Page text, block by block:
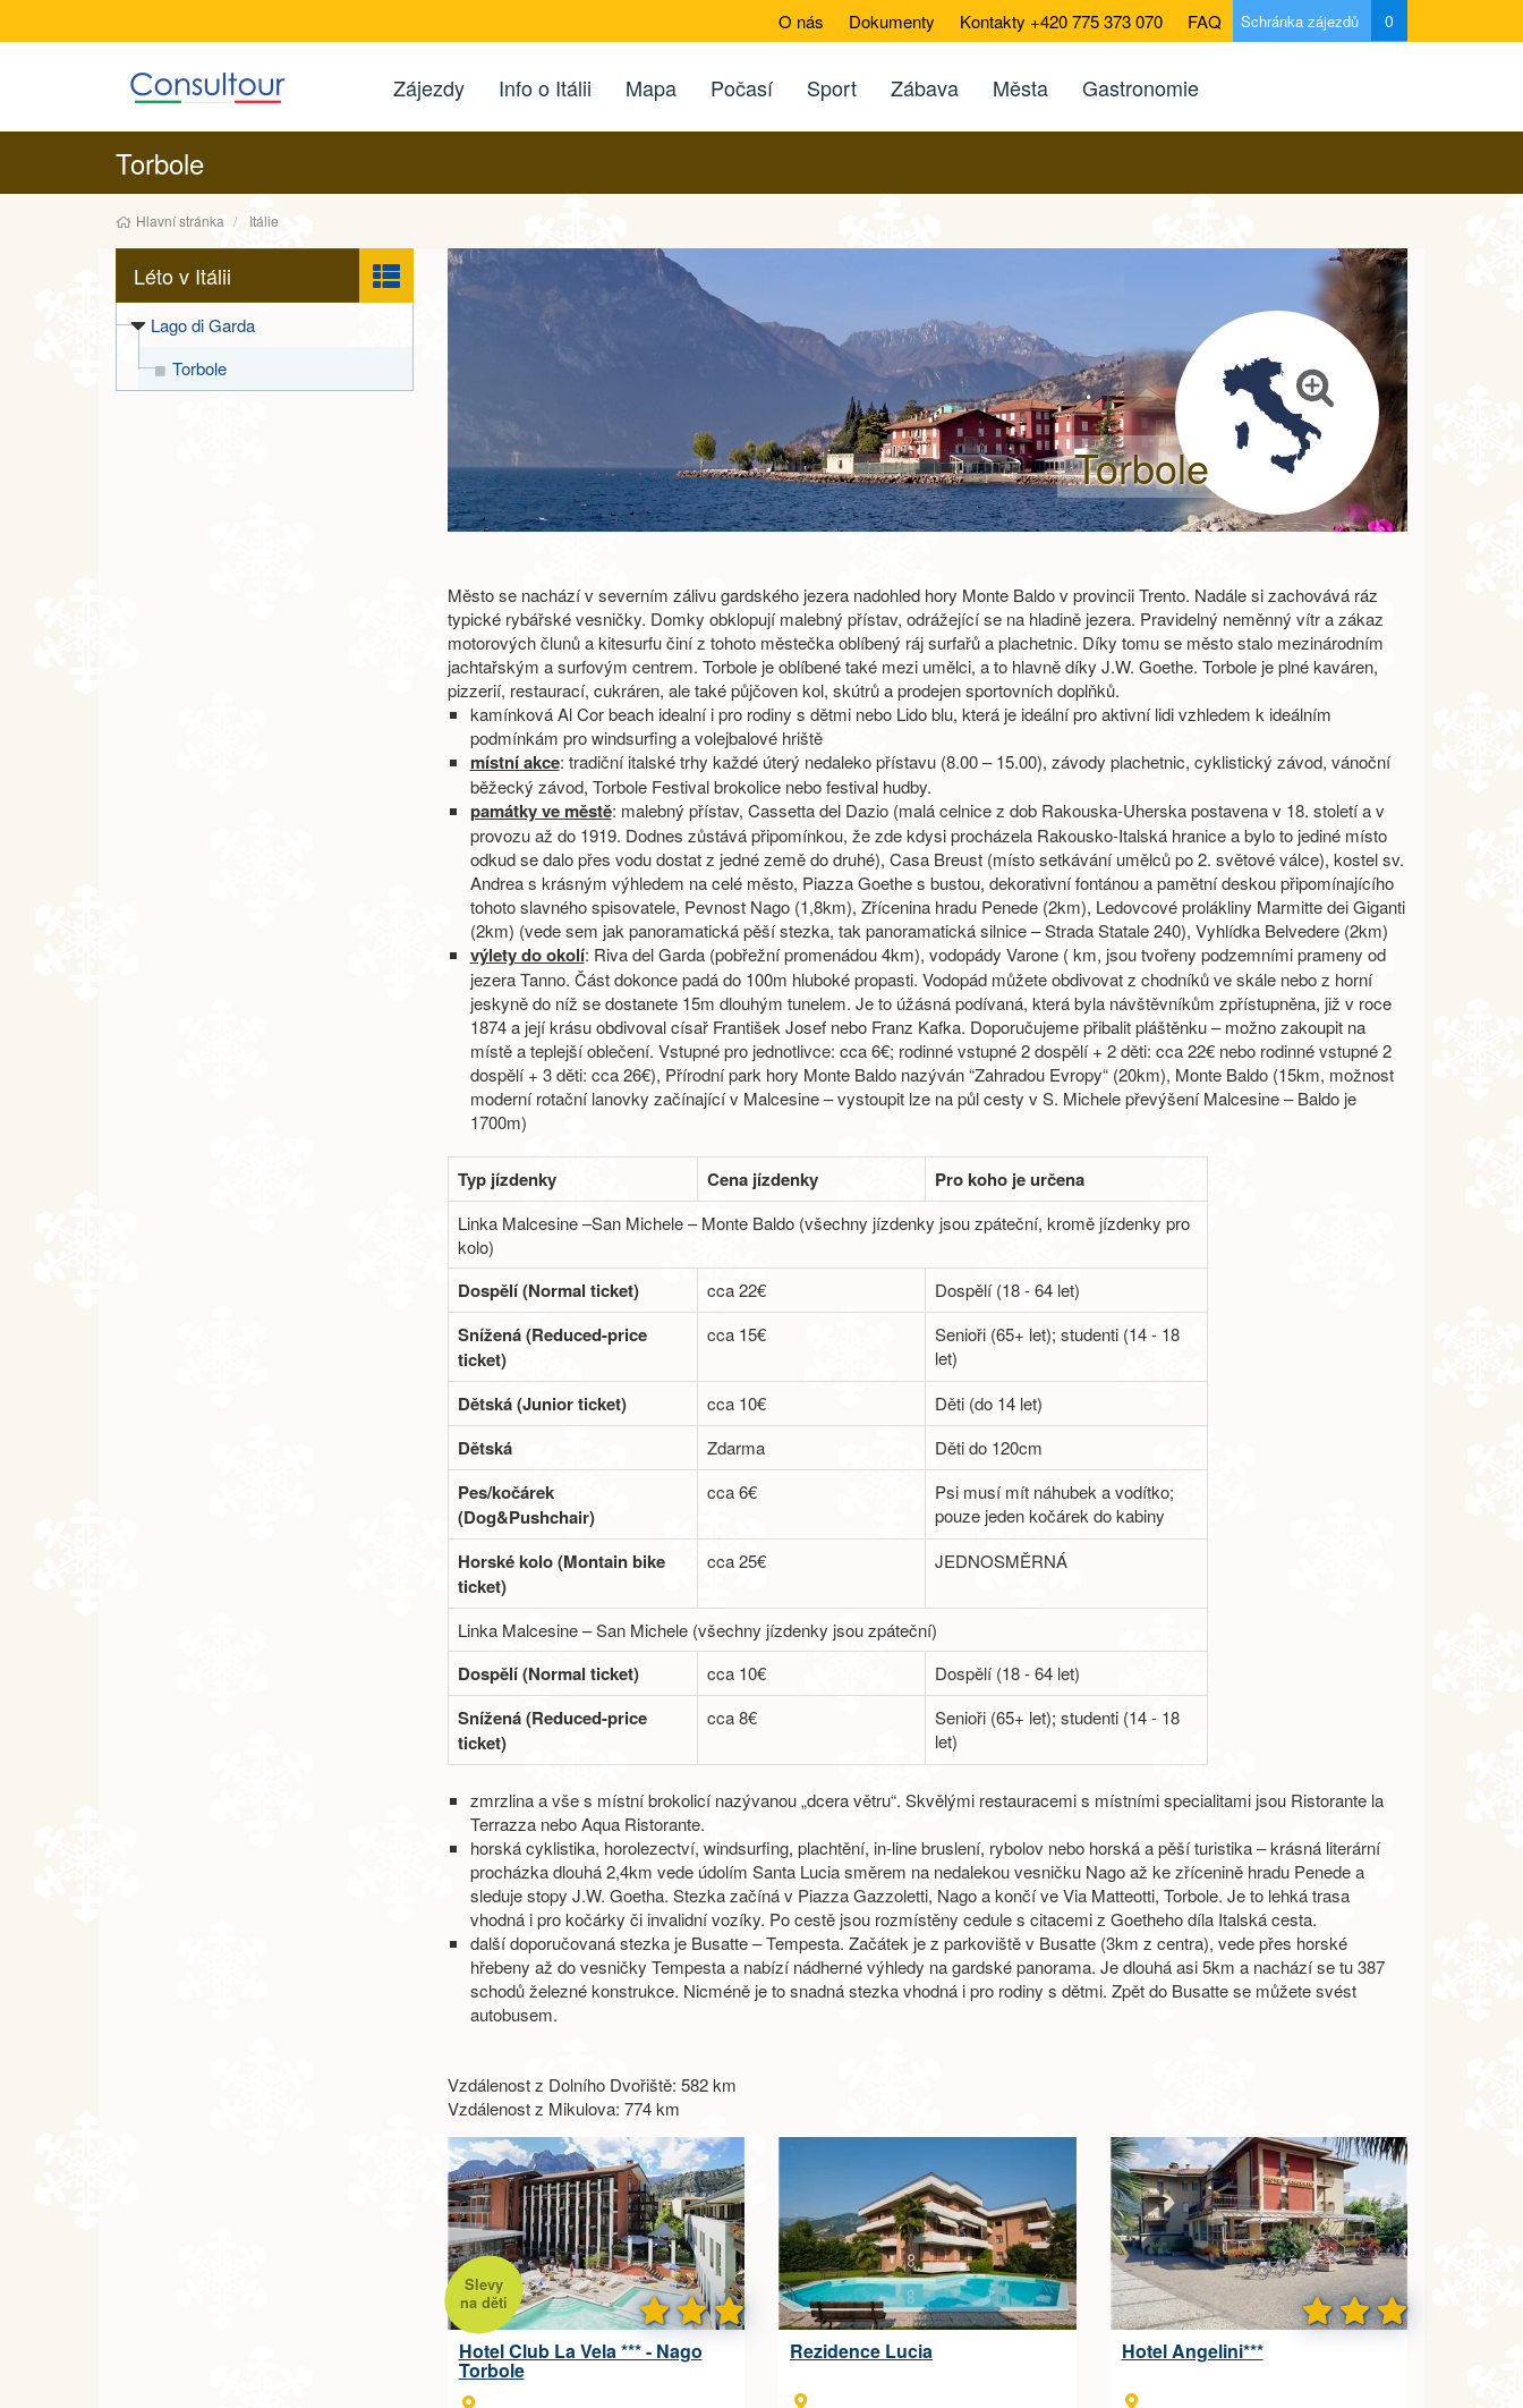
O nás Dokumenty Kontakty +420 775 373 070 FAQ Schránka zájezdů 0
Zájezdy Info o Itálii Mapa Počasí Sport Zábava Města Gastronomie
Torbole
Hlavní stránka Itálie
Léto v Itálii
Lago di Garda
Torbole
Torbole
Město se nachází v severním zálivu gardského jezera nadohled hory Monte Baldo v provincii Trento. Nadále si zachovává ráz
typické rybářské vesničky. Domky obklopují malebný přístav, odrážející se na hladině jezera. Pravidelný neměnný vítr a zákaz
motorových člunů a kitesurfu činí z tohoto městečka oblíbený ráj surfařů a plachetnic. Díky tomu se město stalo mezinárodním
jachtařským a surfovým centrem. Torbole je oblíbené také mezi umělci, a to hlavně díky J.W. Goethe. Torbole je plné kaváren,
pizzerií, restaurací, cukráren, ale také půjčoven kol, skútrů a prodejen sportovních doplňků.
kamínková Al Cor beach idealní i pro rodiny s dětmi nebo Lido blu, která je ideální pro aktivní lidi vzhledem k ideálním
podmínkám pro windsurfing a volejbalové hriště
místní akce: tradiční italské trhy každé úterý nedaleko přístavu (8.00 – 15.00), závody plachetnic, cyklistický závod, vánoční
běžecký závod, Torbole Festival brokolice nebo festival hudby.
památky ve městě: malebný přístav, Cassetta del Dazio (malá celnice z dob Rakouska-Uherska postavena v 18. století a v
provozu až do 1919. Dodnes zůstává připomínkou, že zde kdysi procházela Rakousko-Italská hranice a bylo to jediné místo
odkud se dalo přes vodu dostat z jedné země do druhé), Casa Breust (místo setkávání umělců po 2. světové válce), kostel sv.
Andrea s krásným výhledem na celé město, Piazza Goethe s bustou, dekorativní fontánou a pamětní deskou připomínajícího
tohoto slavného spisovatele, Pevnost Nago (1,8km), Zřícenina hradu Penede (2km), Ledovcové prolákliny Marmitte dei Giganti
(2km) (vede sem jak panoramatická pěší stezka, tak panoramatická silnice – Strada Statale 240), Vyhlídka Belvedere (2km)
výlety do okolí: Riva del Garda (pobřežní promenádou 4km), vodopády Varone ( km, jsou tvořeny podzemními prameny od
jezera Tanno. Část dokonce padá do 100m hluboké propasti. Vodopád můžete obdivovat z chodníků ve skále nebo z horní
jeskyně do níž se dostanete 15m dlouhým tunelem. Je to úžásná podívaná, která byla návštěvníkům zpřístupněna, již v roce
1874 a její krásu obdivoval císař František Josef nebo Franz Kafka. Doporučujeme přibalit pláštěnku – možno zakoupit na
místě a teplejší oblečení. Vstupné pro jednotlivce: cca 6€; rodinné vstupné 2 dospělí + 2 děti: cca 22€ nebo rodinné vstupné 2
dospělí + 3 děti: cca 26€), Přírodní park hory Monte Baldo nazýván “Zahradou Evropy“ (20km), Monte Baldo (15km, možnost
moderní rotační lanovky začínající v Malcesine – vystoupit lze na půl cesty v S. Michele převýšení Malcesine – Baldo je
1700m)
Typ jízdenky Cena jízdenky Pro koho je určena
Linka Malcesine –San Michele – Monte Baldo (všechny jízdenky jsou zpáteční, kromě jízdenky pro
kolo)
Dospělí (Normal ticket) cca 22€ Dospělí (18 - 64 let)
Snížená (Reduced-price
ticket)
cca 15€
Senioři (65+ let); studenti (14 - 18
let)
Dětská (Junior ticket) cca 10€ Děti (do 14 let)
Dětská Zdarma Děti do 120cm
Pes/kočárek
(Dog&Pushchair)
cca 6€
Psi musí mít náhubek a vodítko;
pouze jeden kočárek do kabiny
Horské kolo (Montain bike
ticket)
cca 25€ JEDNOSMĚRNÁ
Linka Malcesine – San Michele (všechny jízdenky jsou zpáteční)
Dospělí (Normal ticket) cca 10€ Dospělí (18 - 64 let)
Snížená (Reduced-price
ticket)
cca 8€
Senioři (65+ let); studenti (14 - 18
let)
zmrzlina a vše s místní brokolicí nazývanou „dcera větru“. Skvělými restauracemi s místními specialitami jsou Ristorante la
Terrazza nebo Aqua Ristorante.
horská cyklistika, horolezectví, windsurfing, plachtění, in-line bruslení, rybolov nebo horská a pěší turistika– krásná literární
procházka dlouhá 2,4km vede údolím Santa Lucia směrem na nedalekou vesničku Nago až ke zřícenině hradu Penede a
sleduje stopy J.W. Goetha. Stezka začíná v Piazza Gazzoletti, Nago a končí ve Via Matteotti, Torbole. Je to lehká trasa
vhodná i pro kočárky či invalidní vozíky. Po cestě jsou rozmístěny cedule s citacemi z Goetheho díla Italská cesta.
další doporučovaná stezka je Busatte – Tempesta. Začátek je z parkoviště v Busatte (3km z centra), vede přes horské
hřebeny až do vesničky Tempesta a nabízí nádherné výhledy na gardské panorama. Je dlouhá asi 5km a nachází se tu 387
schodů železné konstrukce. Nicméně je to snadná stezka vhodná i pro rodiny s dětmi. Zpět do Busatte se můžete svést
autobusem.
Vzdálenost z Dolního Dvořiště: 582 km
Vzdálenost z Mikulova: 774 km
Slevy
na děti
Hotel Club La Vela *** - Nago
Torbole
Rezidence Lucia Hotel Angelini***